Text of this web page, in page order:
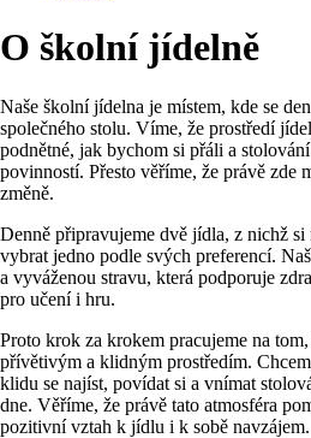
O školní jídelně
Naše školní jídelna je místem, kde se
společného stolu. Víme, že prostředí
podnětné, jak bychom si přáli a
povinností. Přesto věříme, že právě zde
změně.
Denně připravujeme dvě jídla, z nichž
vybrat jedno podle svých preferencí.
a vyváženou stravu, která podporuje
pro učení i hru.
Proto krok za krokem pracujeme na
přívětivým a klidným prostředím.
klidu se najíst, povídat si a vnímat
dne. Věříme, že právě tato atmosféra
pozitivní vztah k jídlu i k sobě navzájem.